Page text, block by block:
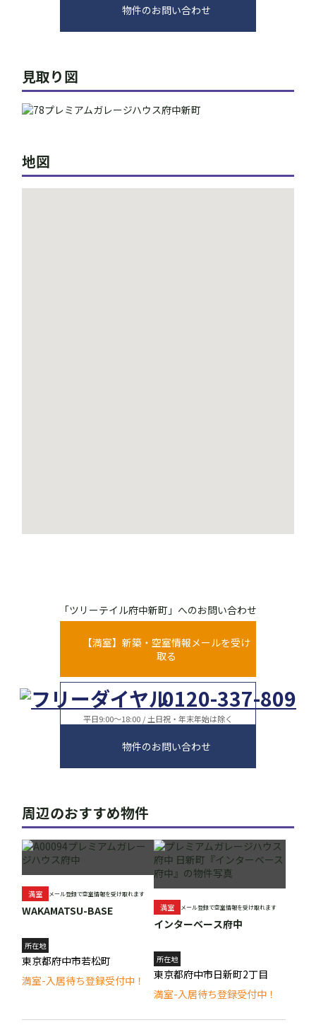
物件のお問い合わせ
見取り図
地図
「ツリーテイル府中新町」へのお問い合わせ
【満室】新築・空室情報メールを受け
取る
0120-337-809
平日9:00～18:00 / 土日祝・年末年始は除く
物件のお問い合わせ
周辺のおすすめ物件
満室 メール登録で空室情報を受け取れます
WAKAMATSU-BASE
所在地
東京都府中市若松町
満室-入居待ち登録受付中！
満室 メール登録で空室情報を受け取れます
インターベース府中
所在地
東京都府中市日新町2丁目
満室-入居待ち登録受付中！